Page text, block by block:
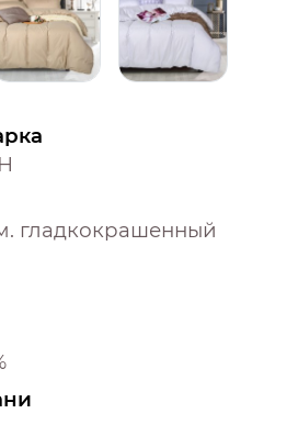
гладкокрашенный